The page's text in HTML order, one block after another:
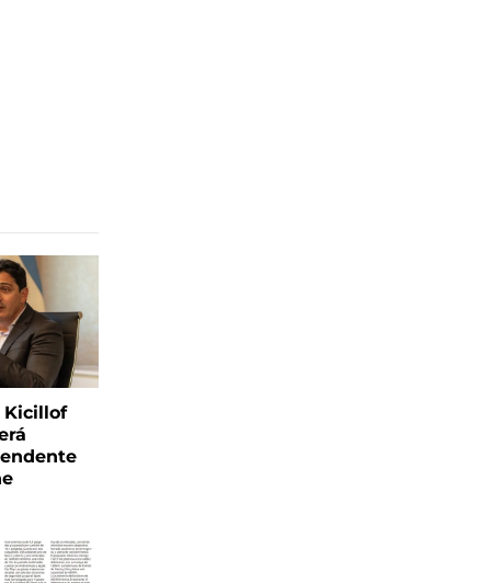
Kicillof